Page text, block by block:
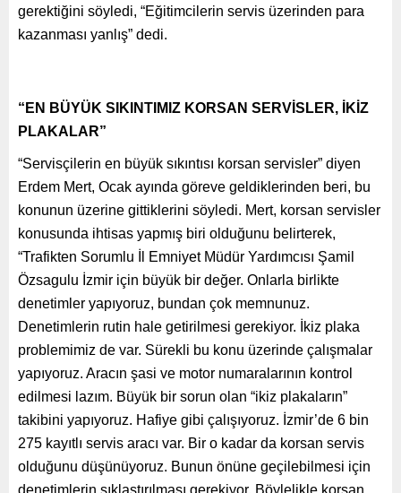
gerektiğini söyledi, “Eğitimcilerin servis üzerinden para
kazanması yanlış” dedi.
“EN BÜYÜK SIKINTIMIZ KORSAN SERVİSLER, İKİZ
PLAKALAR”
“Servisçilerin en büyük sıkıntısı korsan servisler” diyen
Erdem Mert, Ocak ayında göreve geldiklerinden beri, bu
konunun üzerine gittiklerini söyledi. Mert, korsan servisler
konusunda ihtisas yapmış biri olduğunu belirterek,
“Trafikten Sorumlu İl Emniyet Müdür Yardımcısı Şamil
Özsagulu İzmir için büyük bir değer. Onlarla birlikte
denetimler yapıyoruz, bundan çok memnunuz.
Denetimlerin rutin hale getirilmesi gerekiyor. İkiz plaka
problemimiz de var. Sürekli bu konu üzerinde çalışmalar
yapıyoruz. Aracın şasi ve motor numaralarının kontrol
edilmesi lazım. Büyük bir sorun olan “ikiz plakaların”
takibini yapıyoruz. Hafiye gibi çalışıyoruz. İzmir’de 6 bin
275 kayıtlı servis aracı var. Bir o kadar da korsan servis
olduğunu düşünüyoruz. Bunun önüne geçilebilmesi için
denetimlerin sıklaştırılması gerekiyor. Böylelikle korsan